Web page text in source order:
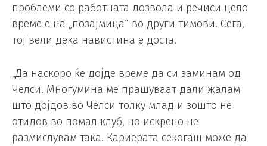
проблеми со работната дозвола и речиси цело
време е на „позајмица“ во други тимови. Сега,
тој вели дека навистина е доста.
„Да наскоро ќе дојде време да си заминам од
Челси. Многумина ме прашуваат дали жалам
што дојдов во Челси толку млад и зошто не
отидов во помал клуб, но искрено не
размислувам така. Кариерата секогаш може да